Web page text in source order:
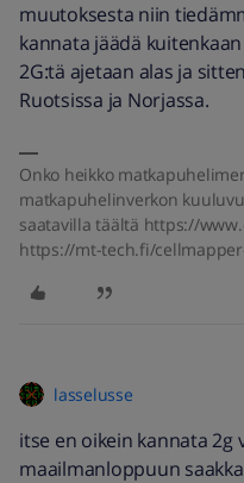
muutoksesta niin
kannata jäädä
2G:tä ajetaan alas ja
Ruotsissa ja Norjassa.
Onko heikko
matkapuhelinverkon
saatavilla täältä https://
https://mt-tech.fi/
lasselusse
itse en oikein kannata 2g
maailmanloppuun